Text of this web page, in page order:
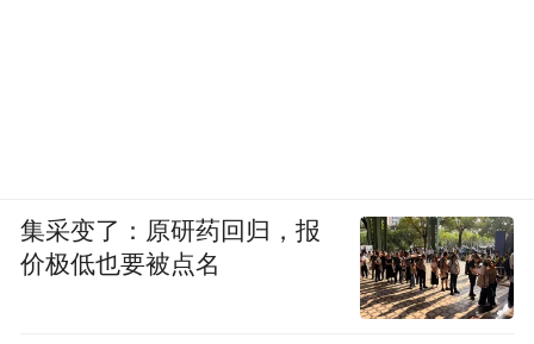
集采变了：原研药回归，报
价极低也要被点名